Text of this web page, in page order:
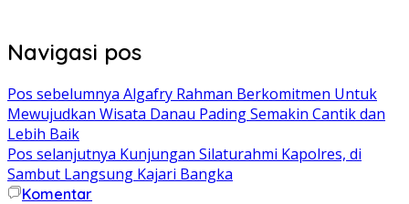
Navigasi pos
Pos sebelumnya Algafry Rahman Berkomitmen Untuk
Mewujudkan Wisata Danau Pading Semakin Cantik dan
Lebih Baik
Pos selanjutnya Kunjungan Silaturahmi Kapolres, di
Sambut Langsung Kajari Bangka
Komentar